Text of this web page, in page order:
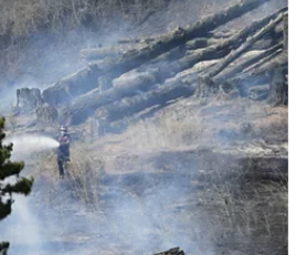
Ikusmiran
Eguraldia